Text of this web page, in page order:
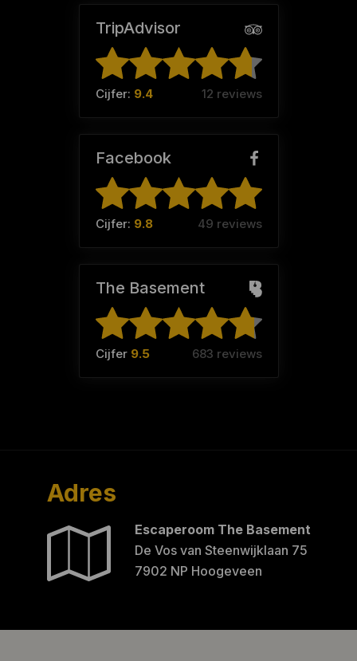
TripAdvisor
Cijfer: 9.4 12 reviews
Facebook
Cijfer: 9.8 49 reviews
The Basement
Cijfer 9.5 683 reviews
Adres
Escaperoom The Basement
De Vos van Steenwijklaan 75
7902 NP Hoogeveen